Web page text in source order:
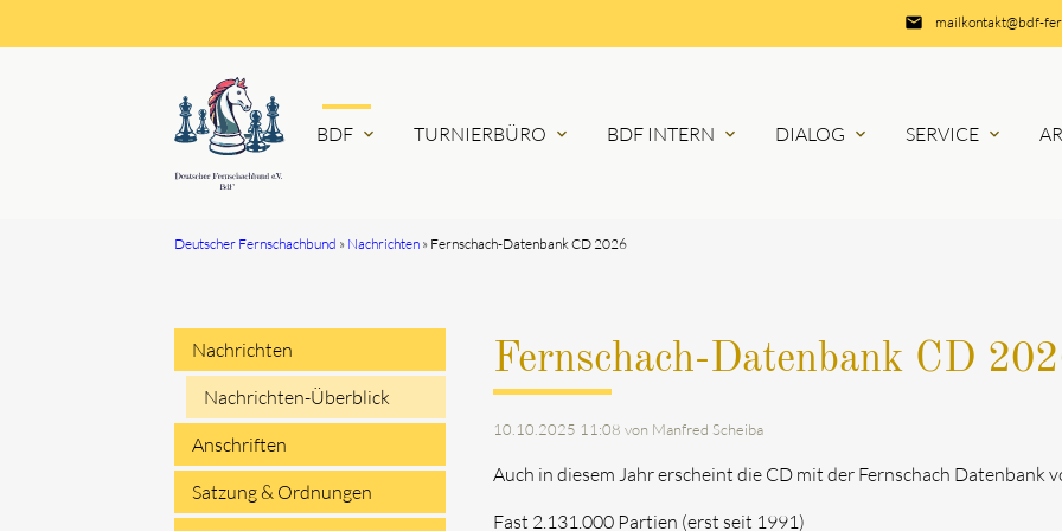
email mailkontakt@bdf-
BDF expand_more TURNIERBÜRO expand_more BDF INTERN expand_more DIALOG expand_more SERVICE expand_more
Deutscher Fernschachbund Nachrichten Fernschach-Datenbank CD 2026
Fernschach-Datenbank CD
10.10.2025 11:08 von Manfred Scheiba
Auch in diesem Jahr erscheint die CD mit der Fernschach Datenbank
Fast 2.131.000 Partien (erst seit 1991)
Navigation
überspringen
Nachrichten
Nachrichten-Überblick
Anschriften
Satzung & Ordnungen